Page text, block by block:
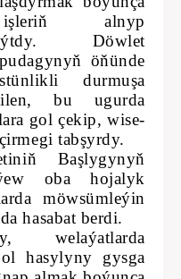
işleriň alnyp
Döwlet
öňünde
durmuşa
bu ugurda
gol çekip, wise-
tabşyrdy.
Başlygynyň
oba hojalyk
möwsümleýin
hasabat berdi.
welaýatlarda
hasylyny gysga